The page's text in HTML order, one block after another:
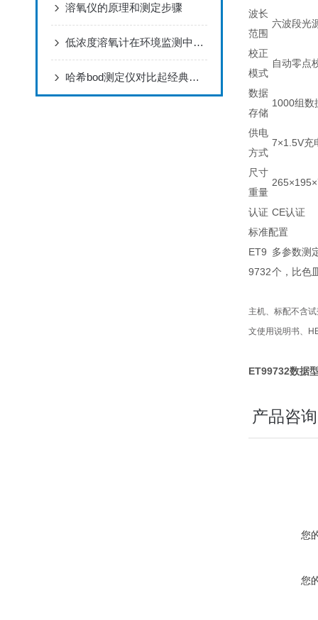
溶氧仪的原理和测定步骤
低浓度溶氧计在环境监测中有哪些应用？
哈希bod测定仪对比起经典化学稀释法具有多少优点
波长
范围
六波段光
校正
模式
自动零点
数据
存储
1000组数
供电
方式
7×1.5V充
尺寸
重量
认证 CE认证
标准配置
ET9
9732
多参数测
个，比色
主机、标配不含
文使用说明书、
ET99732数据
产品咨询
您
您